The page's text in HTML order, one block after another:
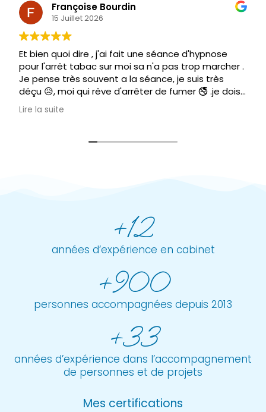
Françoise Bourdin
15 Juillet 2026
Et bien quoi dire , j'ai fait une séance d'hypnose
pour l'arrêt tabac sur moi sa n'a pas trop marcher .
Je pense très souvent a la séance, je suis très
déçu 😥, moi qui rêve d'arrêter de fumer 🚭 .je dois
être un cas a part. Mais remettre 140€ c'est plus
possible .
me corriger toute seule.
Lire la suite
+12
années d’expérience en cabinet
+900
personnes accompagnées depuis 2013
+33
années d’expérience dans l’accompagnement
de personnes et de projets
Mes certifications